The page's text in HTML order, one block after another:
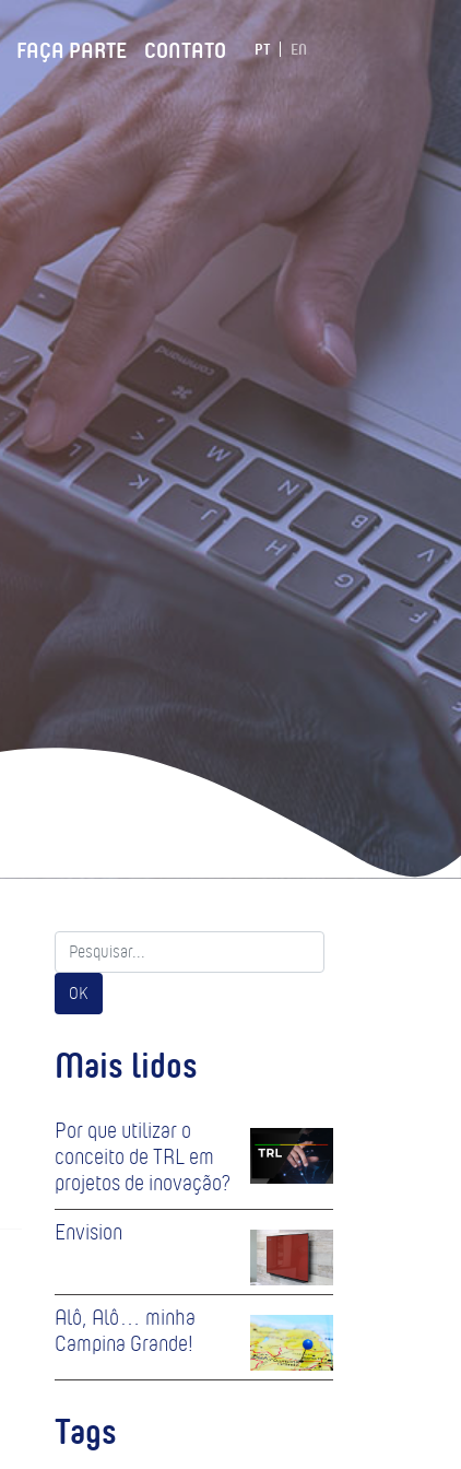
FAÇA PARTE CONTATO PT EN
OK
Mais lidos
Por que utilizar o
conceito de TRL em
projetos de inovação?
Envision
Alô, Alô… minha
Campina Grande!
Tags